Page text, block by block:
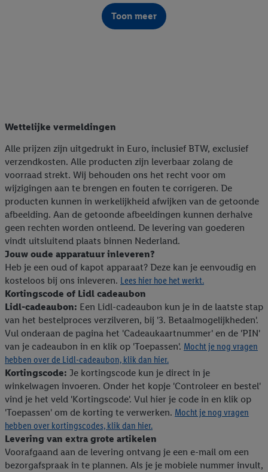
Bloemen & planten
Lidl Plus
20% korting op alle
gereedschapkoffers & sets
Toon meer
Wettelijke vermeldingen
Alle prijzen zijn uitgedrukt in Euro, inclusief BTW, exclusief
verzendkosten. Alle producten zijn leverbaar zolang de
voorraad strekt. Wij behouden ons het recht voor om
wijzigingen aan te brengen en fouten te corrigeren. De
producten kunnen in werkelijkheid afwijken van de getoonde
afbeelding. Aan de getoonde afbeeldingen kunnen derhalve
geen rechten worden ontleend. De levering van goederen
vindt uitsluitend plaats binnen Nederland.
Jouw oude apparatuur inleveren?
Heb je een oud of kapot apparaat? Deze kan je eenvoudig en
kosteloos bij ons inleveren. Lees hier hoe het werkt.
Kortingscode of Lidl cadeaubon
Lidl-cadeaubon: Een Lidl-cadeaubon kun je in de laatste stap
van het bestelproces verzilveren, bij '3. Betaalmogelijkheden'.
Vul onderaan de pagina het 'Cadeaukaartnummer' en de 'PIN'
van je cadeaubon in en klik op 'Toepassen'. Mocht je nog vragen
hebben over de Lidl-cadeaubon, klik dan hier.
Kortingscode: Je kortingscode kun je direct in je
winkelwagen invoeren. Onder het kopje 'Controleer en bestel'
vind je het veld 'Kortingscode'. Vul hier je code in en klik op
'Toepassen' om de korting te verwerken. Mocht je nog vragen
hebben over kortingscodes, klik dan hier.
Levering van extra grote artikelen
Voorafgaand aan de levering ontvang je een e-mail om een
bezorgafspraak in te plannen. Als je je mobiele nummer invult,